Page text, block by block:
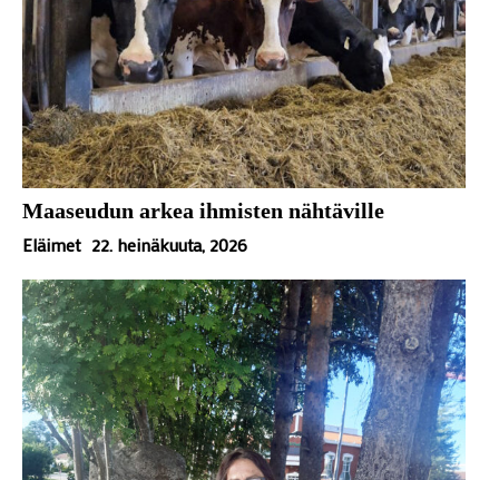
Maaseudun arkea ihmisten nähtäville
Eläimet 22. heinäkuuta, 2026